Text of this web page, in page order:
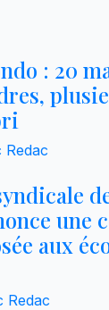
: 20
Redac
une
aux
Redac